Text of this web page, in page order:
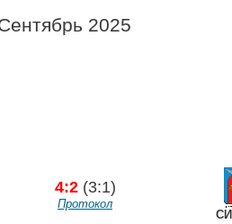
2025
4:2 (3:1)
Протокол